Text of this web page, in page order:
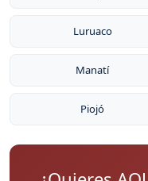
Luruaco
Manatí
Piojó